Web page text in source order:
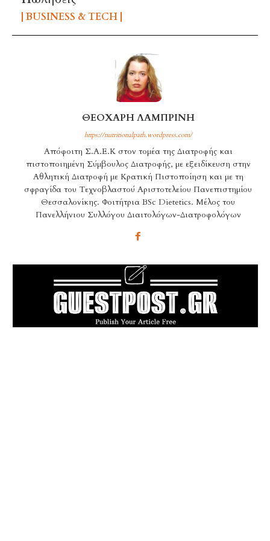
BUSINESS & TECH
ΘΕΟΧΑΡΗ ΛΑΜΠΡΙΝΗ
https://nutritionalpath.wordpress.com/
Aπόφοιτη Σ.Α.Ε.Κ στον τομέα της Διατροφής και
πιστοποιημένη Σύμβουλος Διατροφής, με εξειδίκευση στην
Αθλητική Διατροφή με Κρατική Πιστοποίηση και με τη
σφραγίδα του Τεχνοβλαστού Αριστοτελείου Πανεπιστημίου
Θεσσαλονίκης. Φοιτήτρια BSc Dietetics. Μέλος του
Πανελλήνιου Συλλόγου Διαιτολόγων-Διατροφολόγων